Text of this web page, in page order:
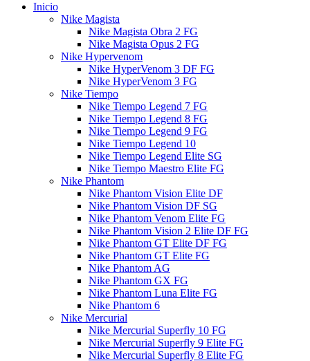
Inicio
Nike Magista
Nike Magista Obra 2 FG
Nike Magista Opus 2 FG
Nike Hypervenom
Nike HyperVenom 3 DF FG
Nike HyperVenom 3 FG
Nike Tiempo
Nike Tiempo Legend 7 FG
Nike Tiempo Legend 8 FG
Nike Tiempo Legend 9 FG
Nike Tiempo Legend 10
Nike Tiempo Legend Elite SG
Nike Tiempo Maestro Elite FG
Nike Phantom
Nike Phantom Vision Elite DF
Nike Phantom Vision DF SG
Nike Phantom Venom Elite FG
Nike Phantom Vision 2 Elite DF FG
Nike Phantom GT Elite DF FG
Nike Phantom GT Elite FG
Nike Phantom AG
Nike Phantom GX FG
Nike Phantom Luna Elite FG
Nike Phantom 6
Nike Mercurial
Nike Mercurial Superfly 10 FG
Nike Mercurial Superfly 9 Elite FG
Nike Mercurial Superfly 8 Elite FG